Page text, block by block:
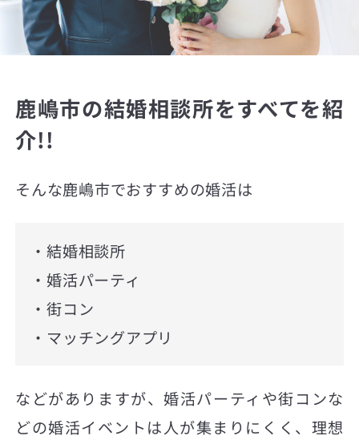
鹿嶋市の結婚相談所をすべてを紹
介!!
そんな鹿嶋市でおすすめの婚活は
・結婚相談所
・婚活パーティ
・街コン
・マッチングアプリ
などがありますが、婚活パーティや街コンな
どの婚活イベントは人が集まりにくく、理想